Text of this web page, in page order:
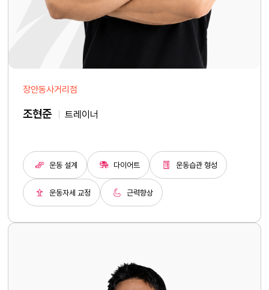
장안동사거리점
조현준 트레이너
운동 설계 다이어트 운동습관 형성
운동자세 교정 근력향상